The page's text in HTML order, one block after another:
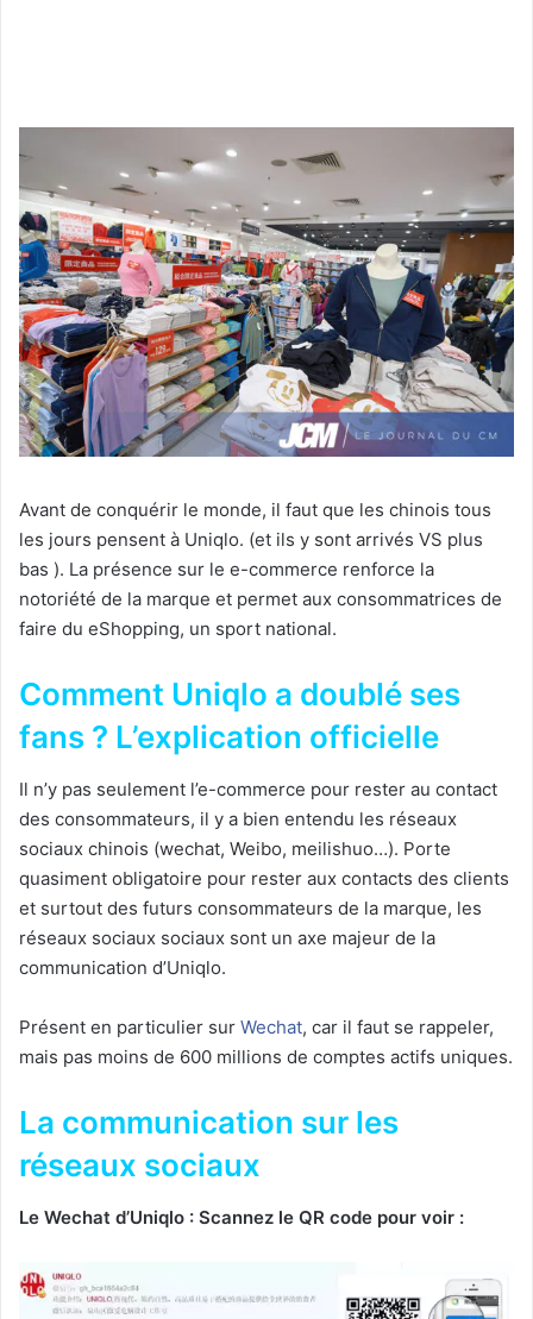
Avant de conquérir le monde, il faut que les chinois tous
les jours pensent à Uniqlo. (et ils y sont arrivés VS plus
bas ). La présence sur le e-commerce renforce la
notoriété de la marque et permet aux consommatrices de
faire du eShopping, un sport national.
Comment Uniqlo a doublé ses
fans ? L’explication officielle
Il n’y pas seulement l’e-commerce pour rester au contact
des consommateurs, il y a bien entendu les réseaux
sociaux chinois (wechat, Weibo, meilishuo…). Porte
quasiment obligatoire pour rester aux contacts des clients
et surtout des futurs consommateurs de la marque, les
réseaux sociaux sociaux sont un axe majeur de la
communication d’Uniqlo.
Présent en particulier sur Wechat, car il faut se rappeler,
mais pas moins de 600 millions de comptes actifs uniques.
La communication sur les
réseaux sociaux
Le Wechat d’Uniqlo : Scannez le QR code pour voir :